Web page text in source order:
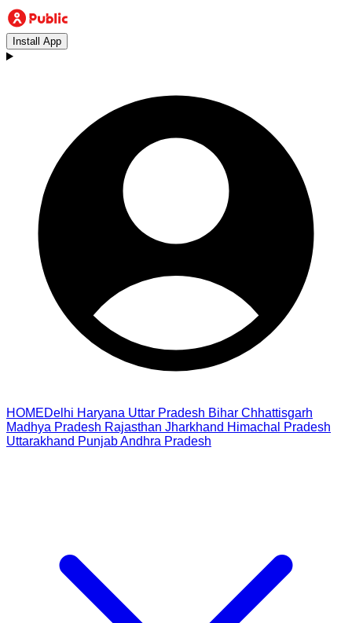
Install App
HOMEDelhi Haryana Uttar Pradesh Bihar Chhattisgarh
Madhya Pradesh Rajasthan Jharkhand Himachal Pradesh
Uttarakhand PunjabAndhra Pradesh